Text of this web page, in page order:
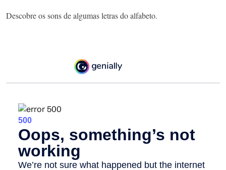
Descobre os sons de algumas letras do alfabeto.